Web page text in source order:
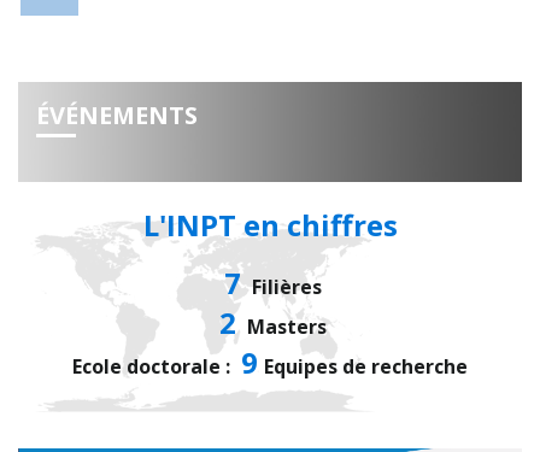
ÉVÉNEMENTS
L'INPT en chiffres
7 Filières
2 Masters
Ecole doctorale : 9 Equipes de recherche